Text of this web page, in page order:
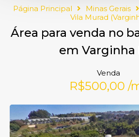
Página Principal Minas Gerais
Vila Murad
Área para venda no
em Varginha
Venda
R$500,00 /